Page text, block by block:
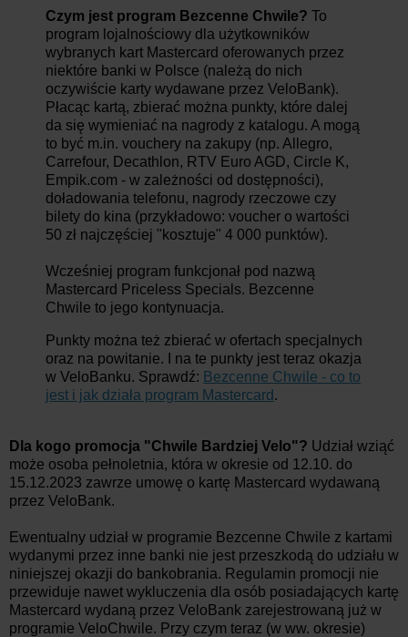
Czym jest program Bezcenne Chwile? To
program lojalnościowy dla użytkowników
wybranych kart Mastercard oferowanych przez
niektóre banki w Polsce (należą do nich
oczywiście karty wydawane przez VeloBank).
Płacąc kartą, zbierać można punkty, które dalej
da się wymieniać na nagrody z katalogu. A mogą
to być m.in. vouchery na zakupy (np. Allegro,
Carrefour, Decathlon, RTV Euro AGD, Circle K,
Empik.com - w zależności od dostępności),
doładowania telefonu, nagrody rzeczowe czy
bilety do kina (przykładowo: voucher o wartości
50 zł najczęściej "kosztuje" 4 000 punktów).
Wcześniej program funkcjonał pod nazwą
Mastercard Priceless Specials. Bezcenne
Chwile to jego kontynuacja.
Punkty można też zbierać w ofertach specjalnych
oraz na powitanie. I na te punkty jest teraz okazja
w VeloBanku. Sprawdź: Bezcenne Chwile - co to
jest i jak działa program Mastercard .
Dla kogo promocja "Chwile Bardziej Velo"? Udział wziąć
może osoba pełnoletnia, która w okresie od 12.10. do
15.12.2023 zawrze umowę o kartę Mastercard wydawaną
przez VeloBank.
Ewentualny udział w programie Bezcenne Chwile z kartami
wydanymi przez inne banki nie jest przeszkodą do udziału w
niniejszej okazji do bankobrania. Regulamin promocji nie
przewiduje nawet wykluczenia dla osób posiadających kartę
Mastercard wydaną przez VeloBank zarejestrowaną już w
programie VeloChwile. Przy czym teraz (w ww. okresie)